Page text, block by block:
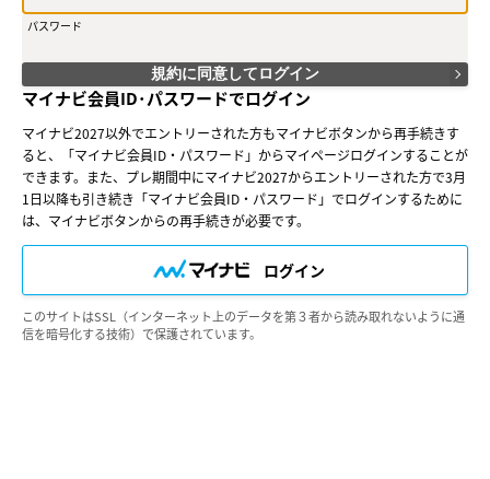
更が生じた場合、速やかに当社所定の方法により登録情報の変更手続を
行うものとします。
ができます。
（３）会員は、入会の時点で本規約を承諾しなければなりません。会員
が会員サービスを利用したときは、本規約を承認したものとみなしま
ガイドライン等の内容が異なる場合は、本規約の規定を優先して適用し
ます。
○第３条（会員ＩＤ番号とパスワード）
（１）会員は、会員ＩＤ番号を付与され、パスワードを登録するものと
します。ただし、第５条又は第７条に抵触すると当社が判断した場合、
その他当社の裁量により、会員ＩＤ番号を付与されないことがありま
す。また、当社は、会員ＩＤ番号を付与しない理由について、申込者に
（２）会員は、会員ＩＤ番号とパスワードを厳重に管理するものとし、
会員ＩＤ番号およびパスワードを第三者に譲渡または貸与してはなりま
せん。
パスワード
規約に同意してログイン
マイナビ会員ID･パスワードでログイン
マイナビ2027以外でエントリーされた方もマイナビボタンから再手続きす
ると、「マイナビ会員ID・パスワード」からマイページログインすることが
できます。また、プレ期間中にマイナビ2027からエントリーされた方で3月
1日以降も引き続き「マイナビ会員ID・パスワード」でログインするために
は、マイナビボタンからの再手続きが必要です。
ログイン
このサイトはSSL（インターネット上のデータを第３者から読み取れないように通
信を暗号化する技術）で保護されています。